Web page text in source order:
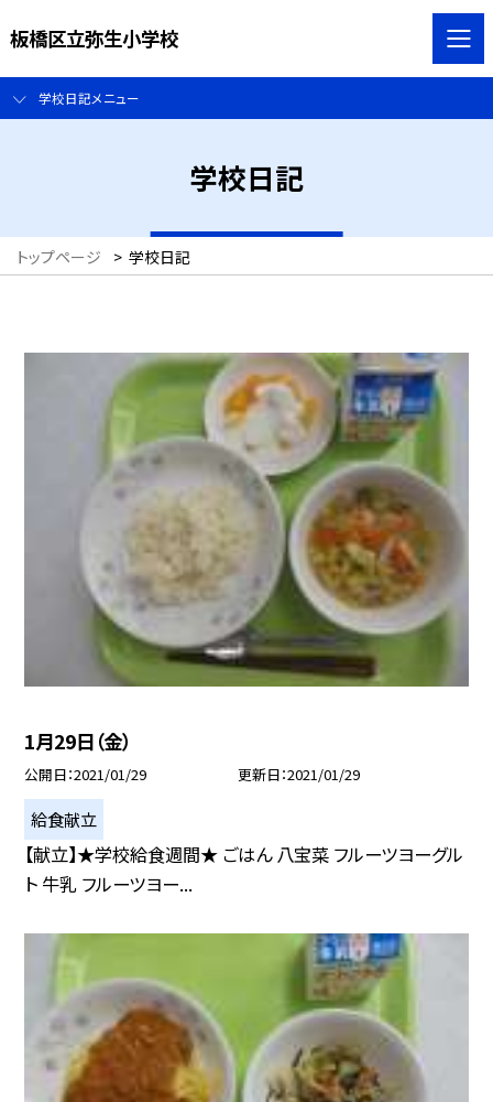
板橋区立弥生小学校
学校日記メニュー
学校日記
トップページ > 学校日記
1月29日（金）
公開日 2021/01/29 更新日 2021/01/29
給食献立
【献立】★学校給食週間★ ごはん 八宝菜 フルーツヨーグル
ト 牛乳 フルーツヨー...